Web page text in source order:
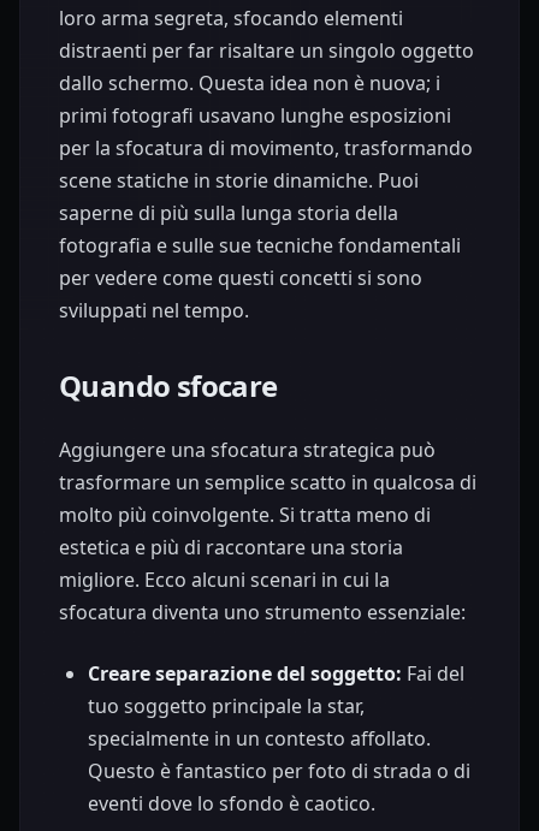
loro arma segreta, sfocando elementi
distraenti per far risaltare un singolo oggetto
dallo schermo. Questa idea non è nuova; i
primi fotografi usavano lunghe esposizioni
per la sfocatura di movimento, trasformando
scene statiche in storie dinamiche. Puoi
saperne di più sulla lunga storia della
fotografia e sulle sue tecniche fondamentali
per vedere come questi concetti si sono
sviluppati nel tempo.
Quando sfocare
Aggiungere una sfocatura strategica può
trasformare un semplice scatto in qualcosa di
molto più coinvolgente. Si tratta meno di
estetica e più di raccontare una storia
migliore. Ecco alcuni scenari in cui la
sfocatura diventa uno strumento essenziale:
Creare separazione del soggetto: Fai del
tuo soggetto principale la star,
specialmente in un contesto affollato.
Questo è fantastico per foto di strada o di
eventi dove lo sfondo è caotico.